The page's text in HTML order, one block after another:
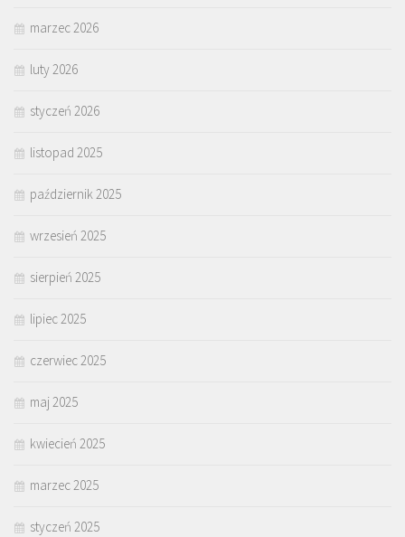
marzec 2026
luty 2026
styczeń 2026
listopad 2025
październik 2025
wrzesień 2025
sierpień 2025
lipiec 2025
czerwiec 2025
maj 2025
kwiecień 2025
marzec 2025
styczeń 2025